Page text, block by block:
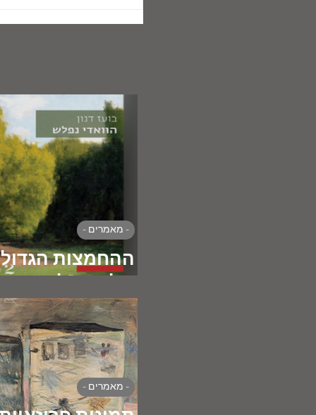
ההחמצות
- מאמרים -
- מאמרים -